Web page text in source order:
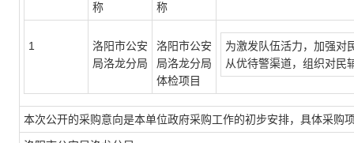
称
称
1
洛阳市公安
局洛龙分局
洛阳市公安
局洛龙分局
体检项目
为激发队伍活力，加强对
从优待警渠道，组织对民
本次公开的采购意向是本单位政府采购工作的初步安排，具体采购